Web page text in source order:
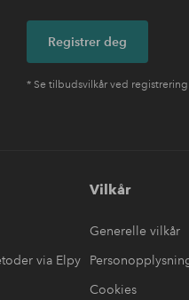
Registrer deg
* Se tilbudsvilkår ved registrering
via Elpy
Vilkår
Generelle vilkår
Cookies